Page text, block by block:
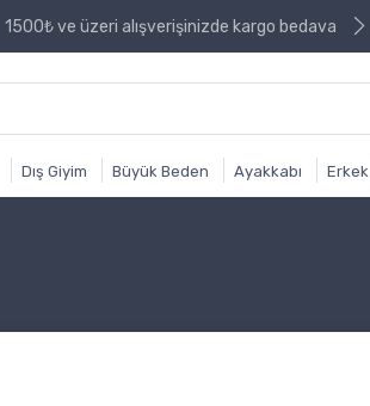
1500₺ ve üzeri alışverişinizde kargo bedava
Dış Giyim Büyük Beden Ayakkabı Erkek